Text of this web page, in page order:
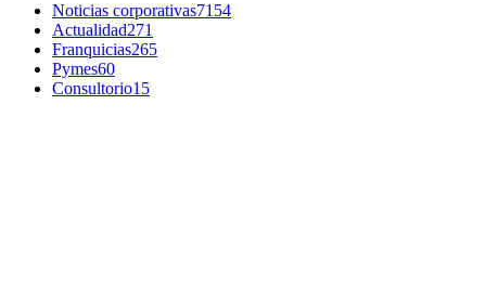
Noticias corporativas7154
Actualidad271
Franquicias265
Pymes60
Consultorio15